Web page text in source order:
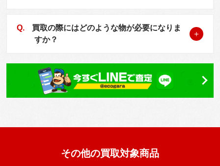
買取の際にはどのような物が必要になりま
すか？
その他の買取対象商品